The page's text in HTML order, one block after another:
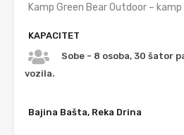
Kamp Green Bear Outdoor –
KAPACITET
Sobe - 8 osoba, 30 šator
vozila.
Bajina Bašta, Reka Drina